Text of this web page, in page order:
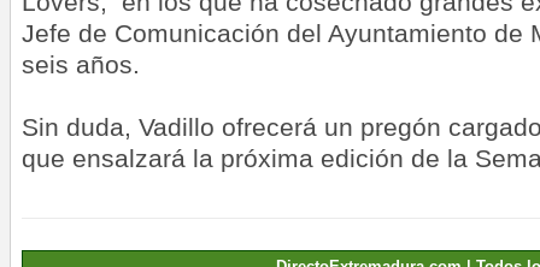
Jefe de Comunicación del Ayuntamiento de
seis años.
Sin duda, Vadillo ofrecerá un pregón
que ensalzará la próxima edición de la